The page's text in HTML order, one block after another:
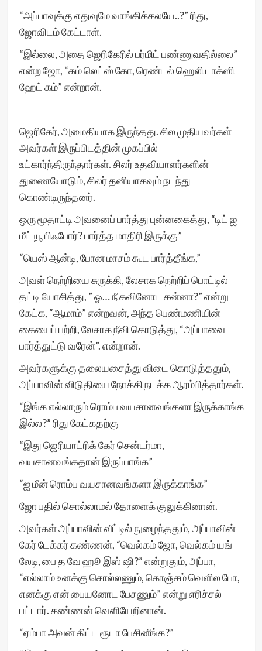
“அப்பாவுக்கு எதுவுமே வாங்கிக்கலயே..?” ரிது,
ஜோவிடம் கேட்டாள்.
“இல்லை, அதை ஜெரிகேரில் பர்மிட் பண்ணுவதில்லை”
என்ற ஜோ, “கம் லெட்ஸ் கோ, ரெண்டல் ஹெலி டாக்ஸி
ஹேட் கம்” என்றான்.
ஜெரிகேர், அமைதியாக இருந்தது. சில முதியவர்கள்
அவர்கள் இருப்பிடத்தின் முகப்பில்
உட்கார்ந்திருந்தார்கள். சிலர் உதவியாளர்களின்
துணையோடும், சிலர் தனியாகவும் நடந்து
கொண்டிருந்தனர்.
ஒரு மூதாட்டி அவனைப் பார்த்து புன்னகைத்து, “டிட் ஐ
மீட் யூ பிஃபோர்? பார்த்த மாதிரி இருக்கு”
“யெஸ் ஆன்டி, போன மாசம் கூட பார்த்தீங்க,”
அவள் நெற்றியை சுருக்கி, லேசாக நெற்றிப் பொட்டில்
தட்டி யோசித்து, ” ஓ… நீ கவினோட சன்னா?” என்று
கேட்க, “ஆமாம்” என்றவன், அந்த பெண்மணியின்
கையைப் பற்றி, லேசாக நீவி கொடுத்து, “அப்பாவை
பார்த்துட்டு வரேன்”. என்றான்.
அவர்களுக்கு தலையசைத்து விடை கொடுத்ததும்,
அப்பாவின் விடுதியை நோக்கி நடக்க ஆரம்பித்தார்கள்.
“இங்க எல்லாரும் ரொம்ப வயசானவங்களா இருக்காங்க
இல்ல?” ரிது கேட்கதற்கு
“இது ஜெரியாட்ரிக் கேர் சென்டர்மா,
வயசானவங்கதான் இருப்பாங்க”
“ஐ மீன் ரொம்ப வயசானவங்களா இருக்காங்க”
ஜோ பதில் சொல்லாமல் தோளைக் குலுக்கினான்.
அவர்கள் அப்பாவின் வீட்டில் நுழைந்ததும், அப்பாவின்
கேர் டேக்கர் கண்ணன், “வெல்கம் ஜோ, வெல்கம் யங்
லேடி, பை த வே ஹூ இஸ் ஷி?” என்றுதும், அப்பா,
“எல்லாம் உனக்கு சொல்லணும், கொஞ்சம் வெளில போ,
எனக்கு என் பையனோட பேசணும்” என்று எரிச்சல்
பட்டார். கண்ணன் வெளியேறினான்.
“ஏம்பா அவன் கிட்ட ரூடா பேசினீங்க?”